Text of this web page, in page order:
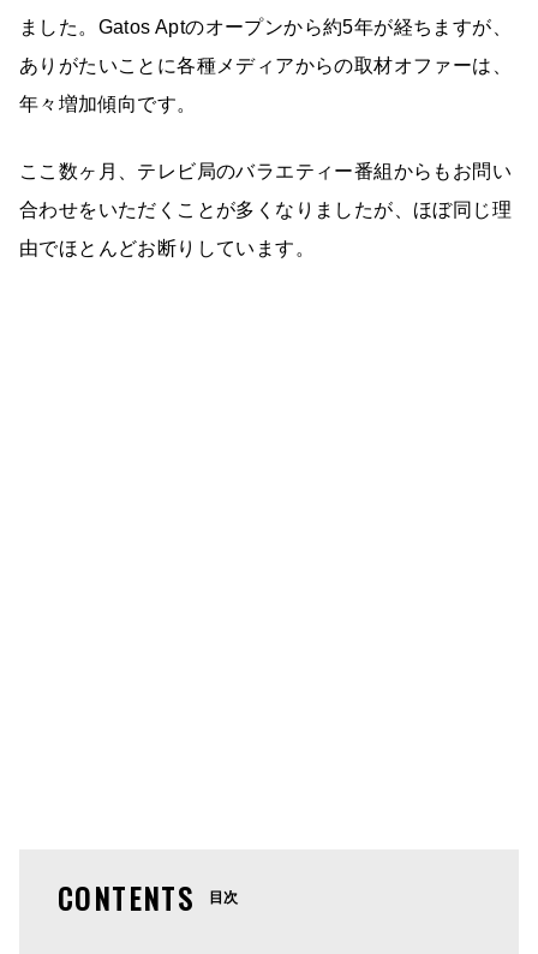
ました。Gatos Aptのオープンから約5年が経ちますが、
ありがたいことに各種メディアからの取材オファーは、
年々増加傾向です。
ここ数ヶ月、テレビ局のバラエティー番組からもお問い
合わせをいただくことが多くなりましたが、ほぼ同じ理
由でほとんどお断りしています。
CONTENTS 目次